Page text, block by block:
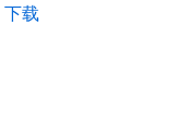
下载